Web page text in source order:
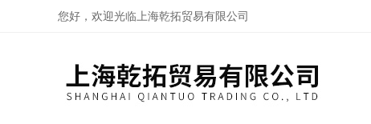
您好，欢迎光临上海乾拓贸易有限公司